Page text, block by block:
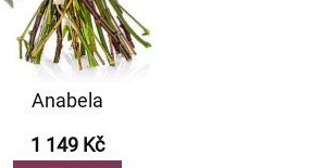
Anabela
1 149 Kč